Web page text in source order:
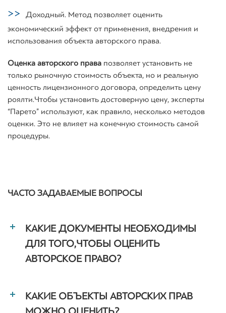
Доходный. Метод позволяет оценить
экономический эффект от применения, внедрения и
использования объекта авторского права.
Оценка авторского права позволяет установить не
только рыночную стоимость объекта, но и реальную
ценность лицензионного договора, определить цену
роялти. Чтобы установить достоверную цену, эксперты
“Парето” используют, как правило, несколько методов
оценки. Это не влияет на конечную стоимость самой
процедуры.
ЧАСТО ЗАДАВАЕМЫЕ ВОПРОСЫ
КАКИЕ ДОКУМЕНТЫ НЕОБХОДИМЫ
ДЛЯ ТОГО, ЧТОБЫ ОЦЕНИТЬ
АВТОРСКОЕ ПРАВО?
КАКИЕ ОБЪЕКТЫ АВТОРСКИХ ПРАВ